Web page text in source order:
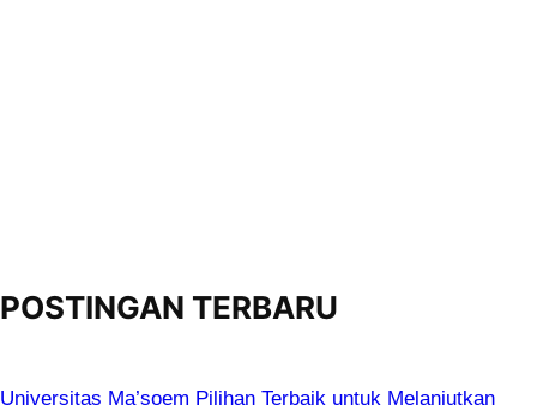
POSTINGAN TERBARU
Universitas Ma’soem Pilihan Terbaik untuk Melanjutkan